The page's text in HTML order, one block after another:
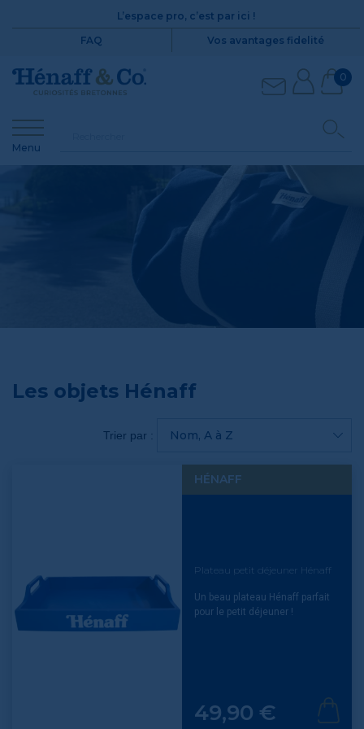
L’espace pro, c’est par ici !
FAQ
Vos avantages fidelité
0
Menu
Les objets Hénaff
Trier par : Nom, A à Z
HÉNAFF
Plateau petit déjeuner Hénaff
Un beau plateau Hénaff parfait
pour le petit déjeuner !
Prix
49,90 €